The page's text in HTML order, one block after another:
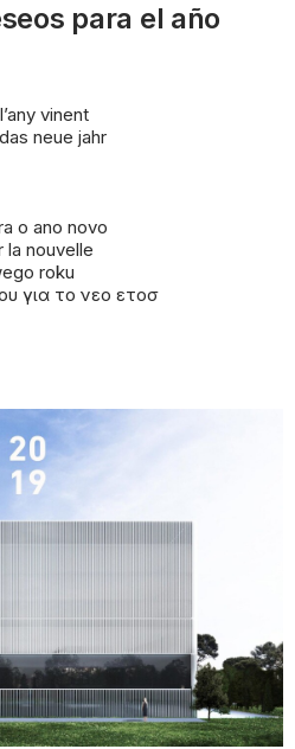
para el año
vinent
neue jahr
o ano novo
la nouvelle
roku
για το νεο ετοσ